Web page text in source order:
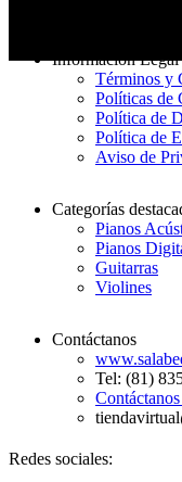
Información Legal
Términos y
Políticas de
Política de
Política de
Aviso de
Categorías
Pianos
Pianos
Guitarras
Violines
Contáctanos
Tel: (81)
Redes sociales: